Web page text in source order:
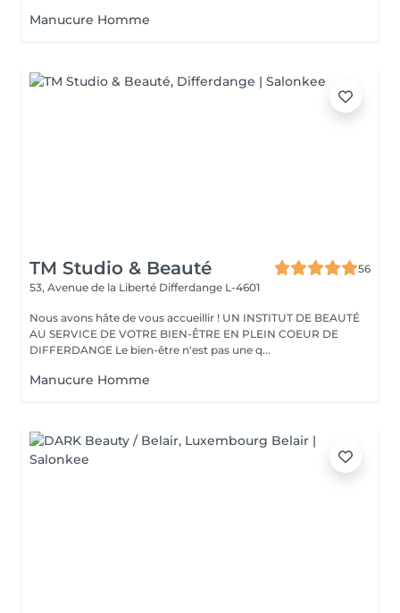
Manucure Homme
TM Studio & Beauté
56
53, Avenue de la Liberté Differdange L-4601
Nous avons hâte de vous accueillir ! UN INSTITUT DE BEAUTÉ
AU SERVICE DE VOTRE BIEN-ÊTRE EN PLEIN COEUR DE
DIFFERDANGE Le bien-être n'est pas une q...
Manucure Homme